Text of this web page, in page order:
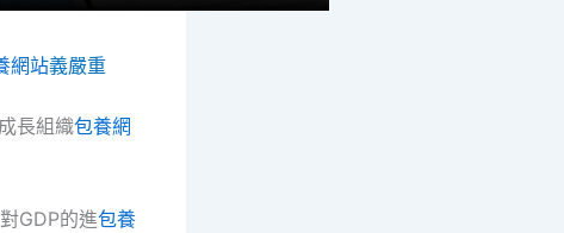
網站義嚴重
長組織包養網
GDP的進包養